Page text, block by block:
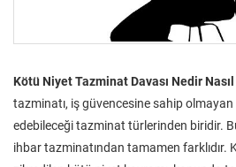
Kötü Niyet Tazminat Davası Nedir
tazminatı, iş güvencesine sahip
edebileceği tazminat türlerinden biridir.
ihbar tazminatından tamamen farklıdır.